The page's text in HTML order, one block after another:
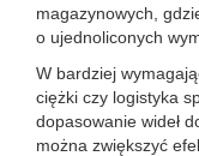
magazynowych,
o ujednoliconych
W bardziej
ciężki czy logistyka
dopasowanie wideł
można zwiększyć